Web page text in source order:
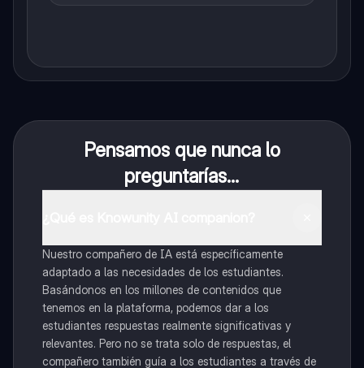
Pensamos que nunca lo
preguntarías...
Nuestro compañero de IA está específicamente
adaptado a las necesidades de los estudiantes.
Basándonos en los millones de contenidos que
tenemos en la plataforma, podemos dar a los
estudiantes respuestas realmente significativas y
relevantes. Pero no se trata solo de respuestas, el
compañero también guía a los estudiantes a través de